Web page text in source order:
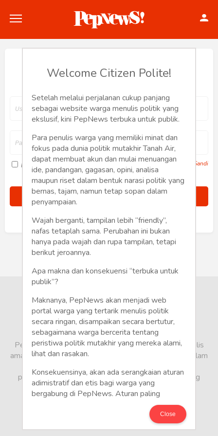
Politik
Hankam
Internasional
Bisnis
Humaniora
Sketsa
Tekno
Gaya
Wisata
Wanita
Hey, Welcome back.
Ingat saya Lupa Sandi
Buat Akun Baru
Welcome Citizen Polite!
Setelah melalui perjalanan cukup panjang
sebagai website warga menulis politik yang
ekslusif, kini PepNews terbuka untuk publik.
Para penulis warga yang memiliki minat dan
fokus pada dunia politik mutakhir Tanah Air,
dapat membuat akun dan mulai menuangan
ide, pandangan, gagasan, opini, analisa
maupun riset dalam bentuk narasi politik yang
bernas, tajam, namun tetap sopan dalam
penyampaian.
Wajah berganti, tampilan lebih “friendly”,
nafas tetaplah sama. Perubahan ini bukan
hanya pada wajah dan rupa tampilan, tetapi
berikut jeroannya.
Apa makna dan konsekuensi “terbuka untuk
publik”?
Maknanya, PepNews akan menjadi web
portal warga yang tertarik menulis politik
secara ringan, disampaikan secara bertutur,
sebagaimana warga bercerita tentang
peristiwa politik mutakhir yang mereka alami,
lihat dan rasakan.
Konsekuensinya, akan ada serangkaian aturan
adimistratif dan etis bagi warga yang
bergabung di PepNews. Aturan paling
mendasar adalah setiap penulis wajib
menggunakan identitas asli sesuai kartu
keterangan penduduk. Demikian juga foto
Close
PepNews.com adalah media warga, tempat bagi penulis
amatir dan profesional menyampaikan berbagai opini dalam
pandang tidak biasa, yang berbeda dari sudut pandang
berita media arus utama.